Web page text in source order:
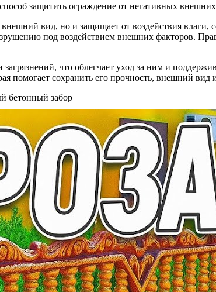
защитить ограждение от негативных
вид, но и защищает от воздействия
под воздействием внешних факторов.
что облегчает уход за ним и
помогает сохранить его прочность, внешний вид